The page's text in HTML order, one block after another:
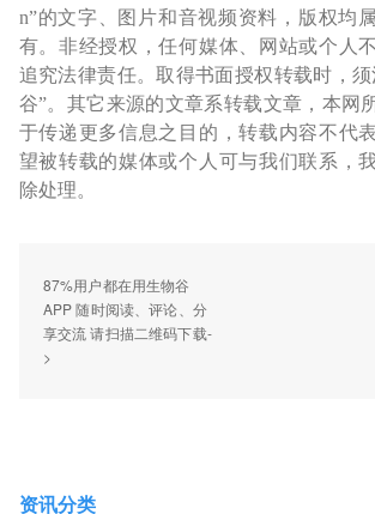
n”的文字、图片和音视频资料，版权均
有。非经授权，任何媒体、网站或个人
追究法律责任。取得书面授权转载时，
谷”。其它来源的文章系转载文章，本网
于传递更多信息之目的，转载内容不代
望被转载的媒体或个人可与我们联系，
除处理。
87%用户都在用生物谷
APP 随时阅读、评论、分
享交流 请扫描二维码下载-
>
资讯分类